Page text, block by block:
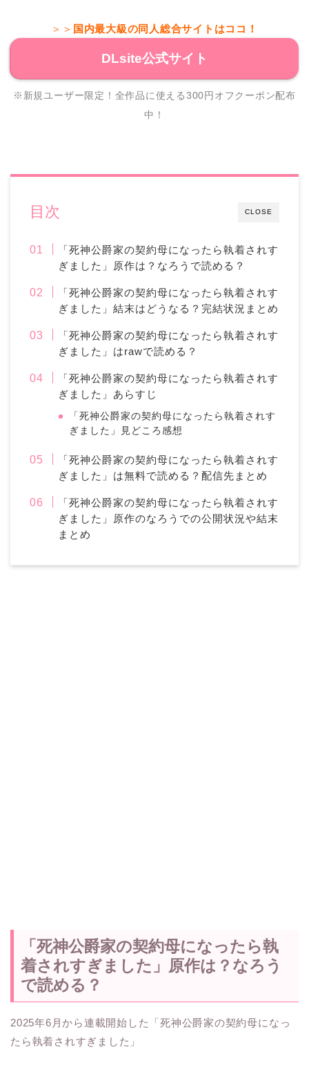
＞＞ 国内最大級の同人総合サイトはココ！
DLsite公式サイト
※新規ユーザー限定！全作品に使える300円オフクーポン配布
中！
CLOSE
目次
「死神公爵家の契約母になったら執着されす
ぎました」原作は？なろうで読める？
「死神公爵家の契約母になったら執着されす
ぎました」結末はどうなる？完結状況まとめ
「死神公爵家の契約母になったら執着されす
ぎました」はrawで読める？
「死神公爵家の契約母になったら執着されす
ぎました」あらすじ
「死神公爵家の契約母になったら執着されす
ぎました」見どころ感想
「死神公爵家の契約母になったら執着されす
ぎました」は無料で読める？配信先まとめ
「死神公爵家の契約母になったら執着されす
ぎました」原作のなろうでの公開状況や結末
まとめ
「死神公爵家の契約母になったら執
着されすぎました」原作は？なろう
で読める？
2025年6月から連載開始した「死神公爵家の契約母になっ
たら執着されすぎました」